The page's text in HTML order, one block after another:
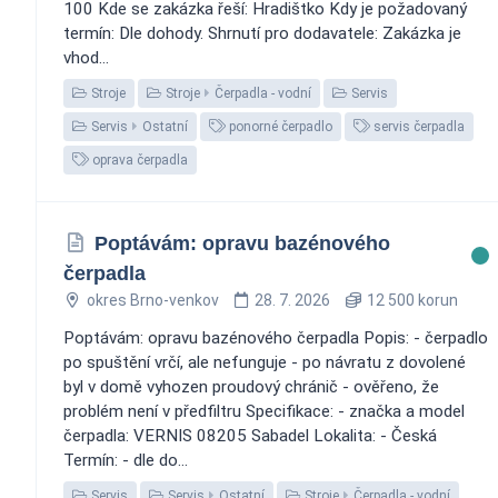
100 Kde se zakázka řeší: Hradištko Kdy je požadovaný
termín: Dle dohody. Shrnutí pro dodavatele: Zakázka je
vhod...
Stroje Stroje Čerpadla - vodní Servis
Servis Ostatní ponorné čerpadlo servis čerpadla
oprava čerpadla
Poptávám: opravu bazénového
čerpadla
okres Brno-venkov 28. 7. 2026 12 500 korun
Poptávám: opravu bazénového čerpadla Popis: - čerpadlo
po spuštění vrčí, ale nefunguje - po návratu z dovolené
byl v domě vyhozen proudový chránič - ověřeno, že
problém není v předfiltru Specifikace: - značka a model
čerpadla: VERNIS 08205 Sabadel Lokalita: - Česká
Termín: - dle do...